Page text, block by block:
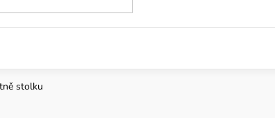
stolku